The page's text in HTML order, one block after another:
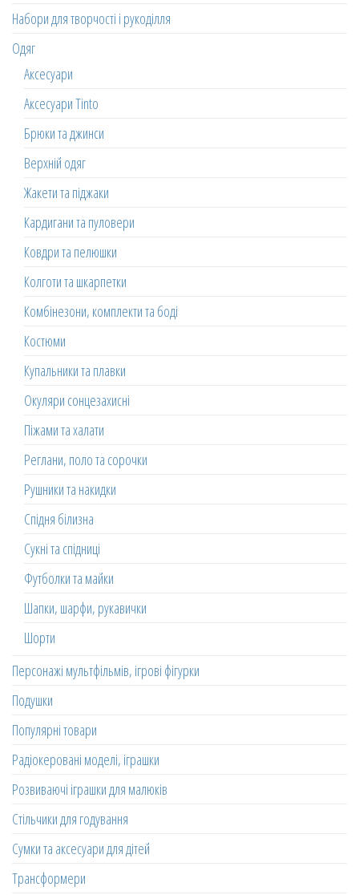
Набори для творчості і рукоділля
Одяг
Аксесуари
Аксесуари Tinto
Брюки та джинси
Верхній одяг
Жакети та піджаки
Кардигани та пуловери
Ковдри та пелюшки
Колготи та шкарпетки
Комбінезони, комплекти та боді
Костюми
Купальники та плавки
Окуляри сонцезахисні
Піжами та халати
Реглани, поло та сорочки
Рушники та накидки
Спідня білизна
Сукні та спідниці
Футболки та майки
Шапки, шарфи, рукавички
Шорти
Персонажі мультфільмів, ігрові фігурки
Подушки
Популярні товари
Радіокеровані моделі, іграшки
Розвиваючі іграшки для малюків
Стільчики для годування
Сумки та аксесуари для дітей
Трансформери